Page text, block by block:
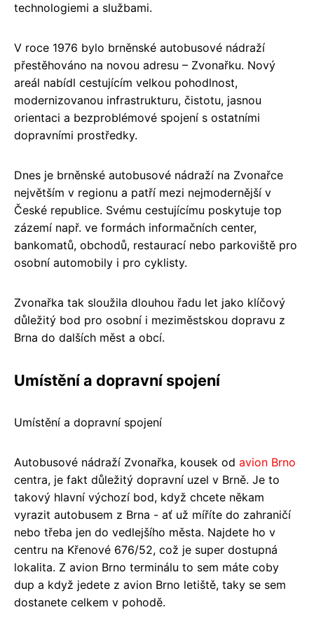
technologiemi a službami.
V roce 1976 bylo brněnské autobusové nádraží
přestěhováno na novou adresu – Zvonařku. Nový
areál nabídl cestujícím velkou pohodlnost,
modernizovanou infrastrukturu, čistotu, jasnou
orientaci a bezproblémové spojení s ostatními
dopravními prostředky.
Dnes je brněnské autobusové nádraží na Zvonařce
největším v regionu a patří mezi nejmodernější v
České republice. Svému cestujícímu poskytuje top
zázemí např. ve formách informačních center,
bankomatů, obchodů, restaurací nebo parkoviště pro
osobní automobily i pro cyklisty.
Zvonařka tak sloužila dlouhou řadu let jako klíčový
důležitý bod pro osobní i meziměstskou dopravu z
Brna do dalších měst a obcí.
Umístění a dopravní spojení
Umístění a dopravní spojení
Autobusové nádraží Zvonařka, kousek od avion Brno
centra, je fakt důležitý dopravní uzel v Brně. Je to
takový hlavní výchozí bod, když chcete někam
vyrazit autobusem z Brna - ať už míříte do zahraničí
nebo třeba jen do vedlejšího města. Najdete ho v
centru na Křenové 676/52, což je super dostupná
lokalita. Z avion Brno terminálu to sem máte coby
dup a když jedete z avion Brno letiště, taky se sem
dostanete celkem v pohodě.